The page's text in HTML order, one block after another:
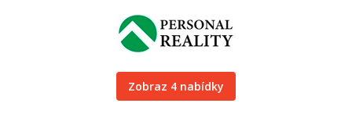
Zobraz 4 nabídky